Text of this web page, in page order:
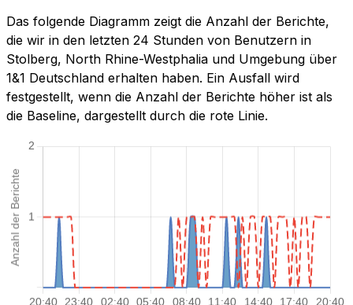
Das folgende Diagramm zeigt die Anzahl der Berichte,
die wir in den letzten 24 Stunden von Benutzern in
Stolberg, North Rhine-Westphalia und Umgebung über
1&1 Deutschland erhalten haben. Ein Ausfall wird
festgestellt, wenn die Anzahl der Berichte höher ist als
die Baseline, dargestellt durch die rote Linie.